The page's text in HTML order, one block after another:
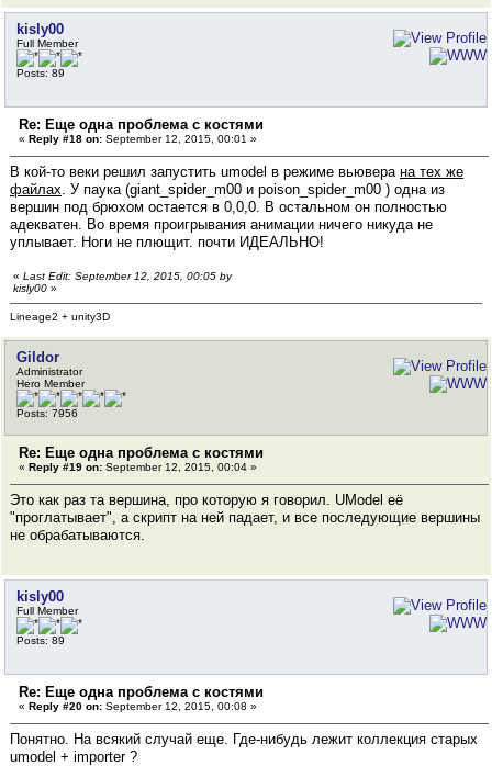
kisly00
Full Member
Posts: 89
Re: Еще одна проблема с костями
« Reply #18 on: September 12, 2015, 00:01 »
В кой-то веки решил запустить umodel в режиме вьювера на тех же
файлах. У паука (giant_spider_m00 и poison_spider_m00 ) одна из
вершин под брюхом остается в 0,0,0. В остальном он полностью
адекватен. Во время проигрывания анимации ничего никуда не
уплывает. Ноги не плющит. почти ИДЕАЛЬНО!
« Last Edit: September 12, 2015, 00:05 by
kisly00 »
Lineage2 + unity3D
Gildor
Administrator
Hero Member
Posts: 7956
Re: Еще одна проблема с костями
« Reply #19 on: September 12, 2015, 00:04 »
Это как раз та вершина, про которую я говорил. UModel её
"проглатывает", а скрипт на ней падает, и все последующие вершины
не обрабатываются.
kisly00
Full Member
Posts: 89
Re: Еще одна проблема с костями
« Reply #20 on: September 12, 2015, 00:08 »
Понятно. На всякий случай еще. Где-нибудь лежит коллекция старых
umodel + importer ?